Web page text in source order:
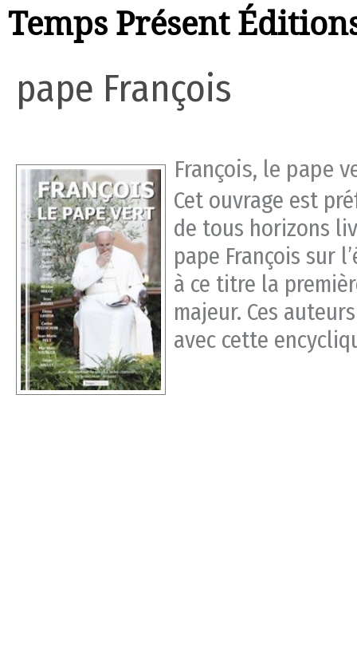
Temps Présent
pape François
François, le pape
Cet ouvrage est
de tous horizons
pape François sur
à ce titre la
majeur. Ces
avec cette